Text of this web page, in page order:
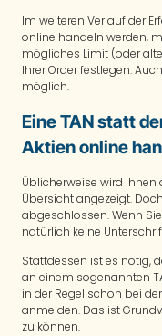
Im weiteren Verlauf der
online handeln werden,
mögliches Limit (oder
Ihrer Order festlegen.
möglich.
Eine TAN statt
Aktien online
Üblicherweise wird
Übersicht angezeigt.
abgeschlossen. Wenn
natürlich keine
Stattdessen ist es nötig,
an einem sogenannten
in der Regel schon bei
anmelden. Das ist
zu können.